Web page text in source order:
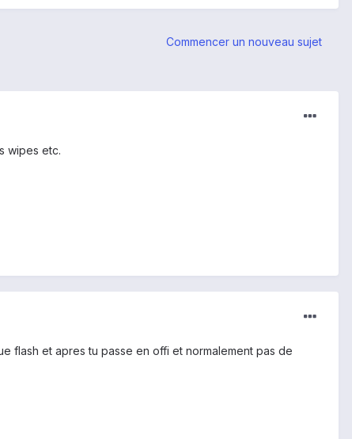
Commencer un nouveau sujet
wipes etc.
flash et apres tu passe en offi et normalement pas de